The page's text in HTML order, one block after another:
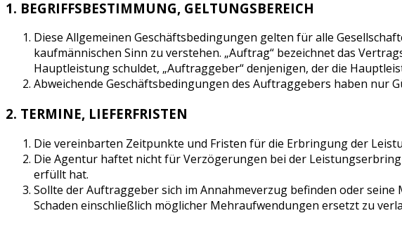
1. BEGRIFFSBESTIMMUNG, GELTUNGSBEREICH
Diese Allgemeinen Geschäftsbedingungen gelten für alle
kaufmännischen Sinn zu verstehen. „Auftrag“ bezeichnet das
Hauptleistung schuldet, „Auftraggeber“ denjenigen, der die
Abweichende Geschäftsbedingungen des Auftraggebers haben nur
2. TERMINE, LIEFERFRISTEN
Die vereinbarten Zeitpunkte und Fristen für die Erbringung der
Die Agentur haftet nicht für Verzögerungen bei der
erfüllt hat.
Sollte der Auftraggeber sich im Annahmeverzug befinden oder
Schaden einschließlich möglicher Mehraufwendungen ersetzt zu